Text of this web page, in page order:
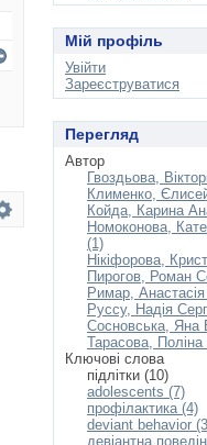
Мій профіль
Увійти
Зареєструватися
Перегляд
Автор
Гвоздьова,
Клименко,
Койда, Карина
Номоконова,
(1)
Нікіфорова,
Пирогов, Роман
Римар,
Руссу, Надія
Сосновська, Яна
Тарасова, Поліна
Ключові слова
підлітки (10)
adolescents (7)
профілактика (4)
deviant behavior
девіантна